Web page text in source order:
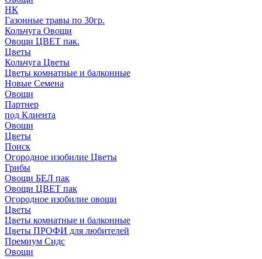
НК
Газонные травы по 30гр.
Кольчуга Овощи
Овощи ЦВЕТ пак.
Цветы
Кольчуга Цветы
Цветы комнатные и балконные
Новые Семена
Овощи
Партнер
под Клиента
Овощи
Цветы
Поиск
Огородное изобилие Цветы
Грибы
Овощи БЕЛ пак
Овощи ЦВЕТ пак
Огородное изобилие овощи
Цветы
Цветы комнатные и балконные
Цветы ПРОФИ для любителей
Премиум Сидс
Овощи